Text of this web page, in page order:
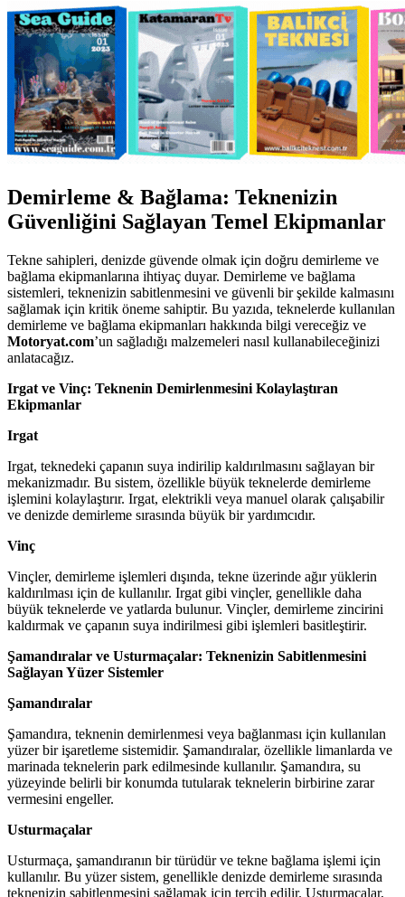
Demirleme & Bağlama: Teknenizin
Güvenliğini Sağlayan Temel Ekipmanlar
Tekne sahipleri, denizde güvende olmak için doğru demirleme ve
bağlama ekipmanlarına ihtiyaç duyar. Demirleme ve bağlama
sistemleri, teknenizin sabitlenmesini ve güvenli bir şekilde kalmasını
sağlamak için kritik öneme sahiptir. Bu yazıda, teknelerde kullanılan
demirleme ve bağlama ekipmanları hakkında bilgi vereceğiz ve
Motoryat.com’un sağladığı malzemeleri nasıl kullanabileceğinizi
anlatacağız.
Irgat ve Vinç: Teknenin Demirlenmesini Kolaylaştıran
Ekipmanlar
Irgat
Irgat, teknedeki çapanın suya indirilip kaldırılmasını sağlayan bir
mekanizmadır. Bu sistem, özellikle büyük teknelerde demirleme
işlemini kolaylaştırır. Irgat, elektrikli veya manuel olarak çalışabilir
ve denizde demirleme sırasında büyük bir yardımcıdır.
Vinç
Vinçler, demirleme işlemleri dışında, tekne üzerinde ağır yüklerin
kaldırılması için de kullanılır. Irgat gibi vinçler, genellikle daha
büyük teknelerde ve yatlarda bulunur. Vinçler, demirleme zincirini
kaldırmak ve çapanın suya indirilmesi gibi işlemleri basitleştirir.
Şamandıralar ve Usturmaçalar: Teknenizin Sabitlenmesini
Sağlayan Yüzer Sistemler
Şamandıralar
Şamandıra, teknenin demirlenmesi veya bağlanması için kullanılan
yüzer bir işaretleme sistemidir. Şamandıralar, özellikle limanlarda ve
marinada teknelerin park edilmesinde kullanılır. Şamandıra, su
yüzeyinde belirli bir konumda tutularak teknelerin birbirine zarar
vermesini engeller.
Usturmaçalar
Usturmaça, şamandıranın bir türüdür ve tekne bağlama işlemi için
kullanılır. Bu yüzer sistem, genellikle denizde demirleme sırasında
teknenizin sabitlenmesini sağlamak için tercih edilir. Usturmaçalar,